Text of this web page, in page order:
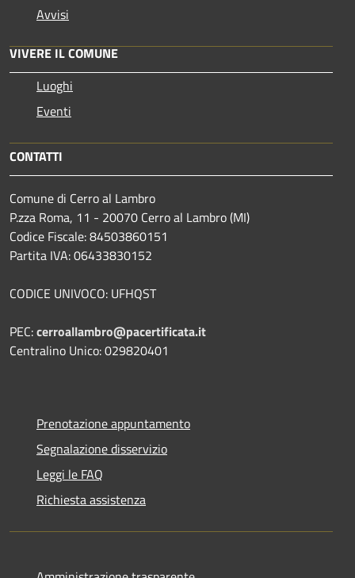
Avvisi
VIVERE IL COMUNE
Luoghi
Eventi
CONTATTI
Comune di Cerro al Lambro
P.zza Roma, 11 - 20070 Cerro al Lambro (MI)
Codice Fiscale: 84503860151
Partita IVA: 06433830152
CODICE UNIVOCO: UFHQST
PEC:cerroallambro@pacertificata.it
Centralino Unico: 029820401
Prenotazione appuntamento
Segnalazione disservizio
Leggi le FAQ
Richiesta assistenza